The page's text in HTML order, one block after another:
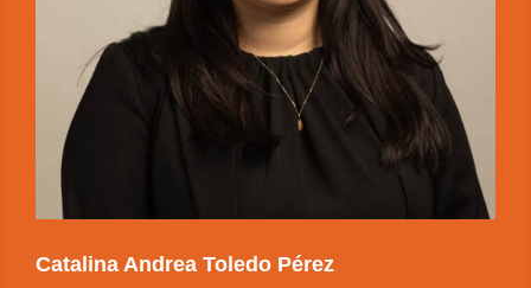
Catalina Andrea Toledo Pérez